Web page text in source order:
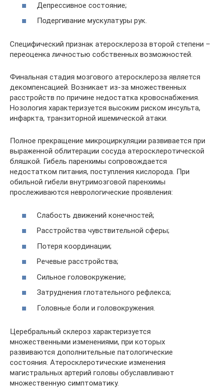
Депрессивное состояние;
Подергивание мускулатуры рук.
Специфический признак атеросклероза второй степени –
переоценка личностью собственных возможностей.
Финальная стадия мозгового атеросклероза является
декомпенсацией. Возникает из-за множественных
расстройств по причине недостатка кровоснабжения.
Нозология характеризуется высоким риском инсульта,
инфаркта, транзиторной ишемической атаки.
Полное прекращение микроциркуляции развивается при
выраженной облитерации сосуда атеросклеротической
бляшкой. Гибель паренхимы сопровождается
недостатком питания, поступления кислорода. При
обильной гибели внутримозговой паренхимы
прослеживаются неврологические проявления:
Слабость движений конечностей;
Расстройства чувствительной сферы;
Потеря координации;
Речевые расстройства;
Сильное головокружение;
Затруднения глотательного рефлекса;
Головные боли и головокружения.
Церебральный склероз характеризуется
множественными изменениями, при которых
развиваются дополнительные патологические
состояния. Атеросклеротические изменения
магистральных артерий головы обуславливают
множественную симптоматику.